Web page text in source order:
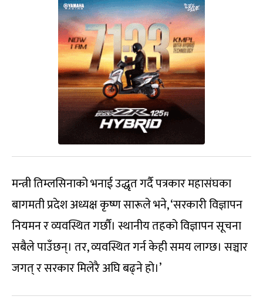
मन्त्री तिम्लसिनाको भनाई उद्धृत गर्दै पत्रकार महासंघका
बागमती प्रदेश अध्यक्ष कृष्ण सारूले भने, ‘सरकारी विज्ञापन
नियमन र व्यवस्थित गर्छौं। स्थानीय तहको विज्ञापन सूचना
सबैले पाउँछन्। तर, व्यवस्थित गर्न केही समय लाग्छ। सञ्चार
जगत् र सरकार मिलेरै अघि बढ्ने हो।’